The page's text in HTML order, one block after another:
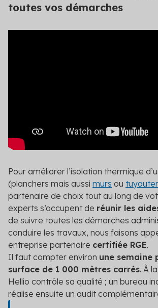
toutes vos démarches
Pour améliorer l’isolation thermique
(planchers mais aussi murs ou
partenaire de choix tout au long de
experts s’occupent de réunir les
de suivre toutes les démarches
conduire les travaux, nous faisons
entreprise partenaire certifiée RGE.
Il faut compter environ une semaine
surface de 1 000 mètres carrés. À
Hellio contrôle sa qualité ; un bureau
réalise ensuite un audit